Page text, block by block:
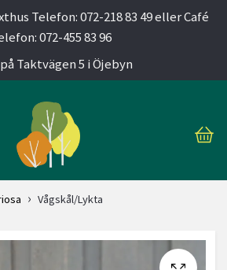
Telefon: 072-218 83 49 eller Café
072-455 83 96
Taktvägen 5 i Öjebyn
Vågskål/Lykta